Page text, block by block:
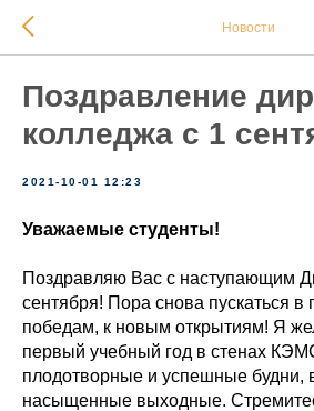
Новости
Поздравление
колледжа с 1
2021-10-01 12:23
Уважаемые студенты!
Поздравляю Вас с наступающим
сентября! Пора снова пускаться в
победам, к новым открытиям! Я
первый учебный год в стенах
плодотворные и успешные будни,
насыщенные выходные.